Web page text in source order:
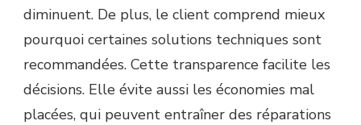
diminuent. De plus, le client comprend mieux
pourquoi certaines solutions techniques sont
recommandées. Cette transparence facilite les
décisions. Elle évite aussi les économies mal
placées, qui peuvent entraîner des réparations